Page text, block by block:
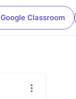
Google Classroom